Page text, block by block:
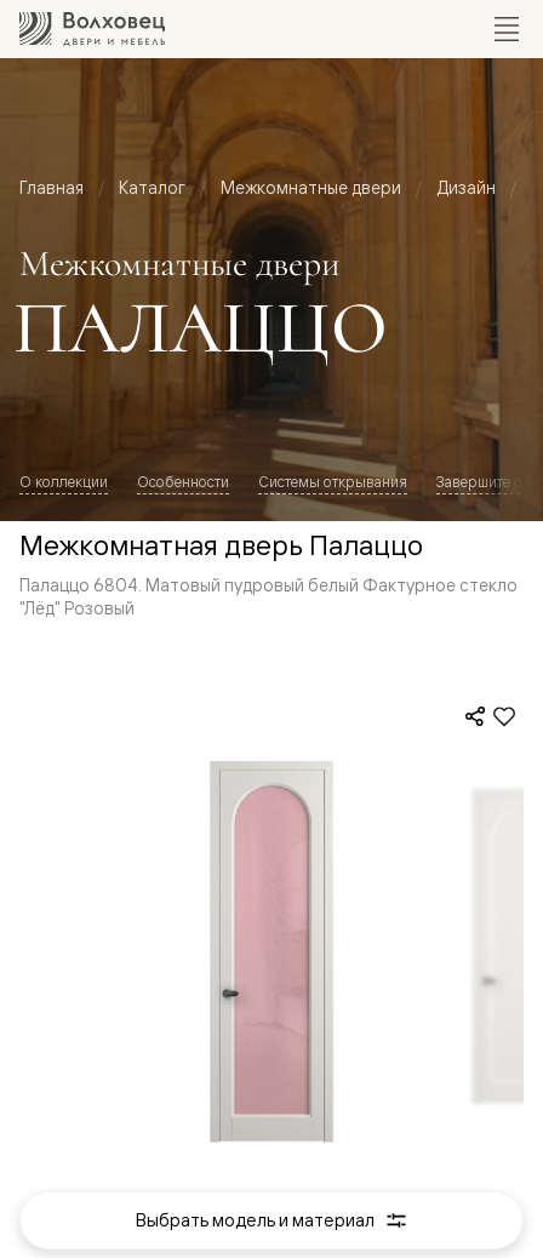
Главная Каталог Межкомнатные двери Дизайн
Межкомнатные двери
ПАЛАЦЦО
О коллекции Особенности Системы открывания Завершите
Межкомнатная дверь Палаццо
Палаццо 6804. Матовый пудровый белый Фактурное стекло
"Лёд" Розовый
Выбрать модель и материал